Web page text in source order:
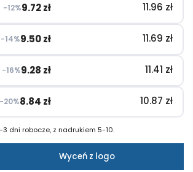
−12%9.72zł 11.96 zł
−14%9.50zł 11.69 zł
−16%9.28 zł 11.41 zł
−20%8.84 zł 10.87 zł
dni robocze, z nadrukiem 5-10.
Wyceń z logo